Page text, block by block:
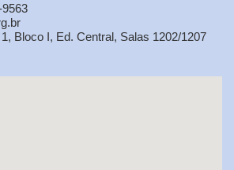
Bloco I, Ed. Central, Salas 1202/1207